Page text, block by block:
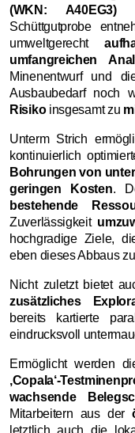
(WKN: A40EG3)
Schüttgutprobe
umweltgerecht
umfangreichen
Minenentwurf und
Ausbaubedarf noch
Risikoinsgesamt zu
Unterm Strich
kontinuierlich
Bohrungen von
geringen Kosten.
bestehende
Zuverlässigkeit
hochgradige Ziele,
eben dieses Abbaus
Nicht zuletzt bietet
zusätzliches
bereits kartierte
eindrucksvoll
Ermöglicht werden
‚Copala‘-
wachsende
Mitarbeitern aus der